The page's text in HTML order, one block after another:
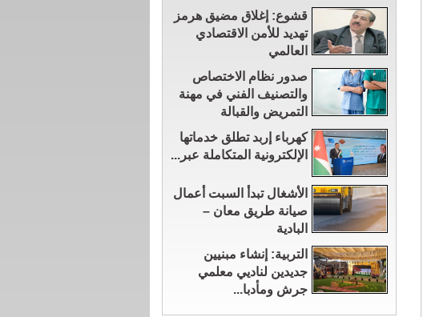
قشوع: إغلاق مضيق هرمز
تهديد للأمن الاقتصادي
العالمي
صدور نظام الاختصاص
والتصنيف الفني في مهنة
التمريض والقبالة
كهرباء إربد تطلق خدماتها
الإلكترونية المتكاملة عبر...
الأشغال تبدأ السبت أعمال
صيانة طريق معان –
البادية
التربية: إنشاء مبنيين
جديدين لناديي معلمي
جرش ومأدبا...